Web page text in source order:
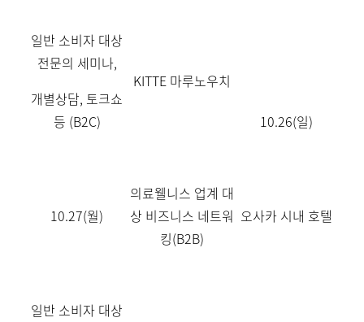
일반 소비자 대상
전문의 세미나,
개별상담, 토크쇼
등 (B2C)
KITTE 마루노우치
10.26(일)
10.27(월)
의료웰니스 업계 대
상 비즈니스 네트워
킹(B2B)
오사카 시내 호텔
일반 소비자 대상